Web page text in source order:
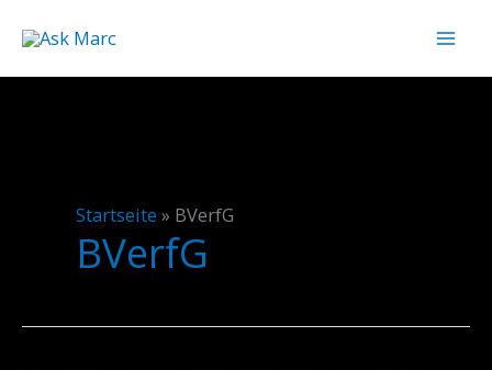
Inhalt
springen
Startseite » BVerfG
BVerfG